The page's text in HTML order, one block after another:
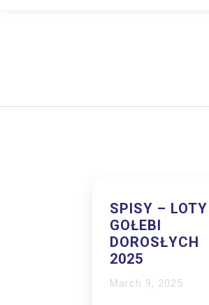
SPISY – LOTY
GOŁEBI
DOROSŁYCH
2025
March 9, 2025